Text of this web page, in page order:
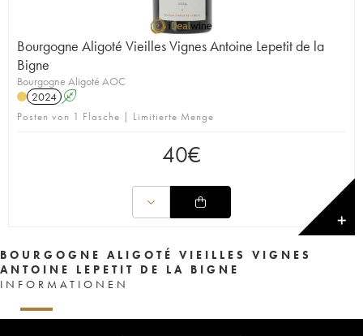
Bourgogne Aligoté Vieilles Vignes Antoine Lepetit de la
Bigne
Bourgogne Aligoté AOC
2024 A
Posten von 1 Flasche | Limitierte Menge
40€
✕
BOURGOGNE ALIGOTÉ VIEILLES VIGNES
ANTOINE LEPETIT DE LA BIGNE
INFORMATIONEN